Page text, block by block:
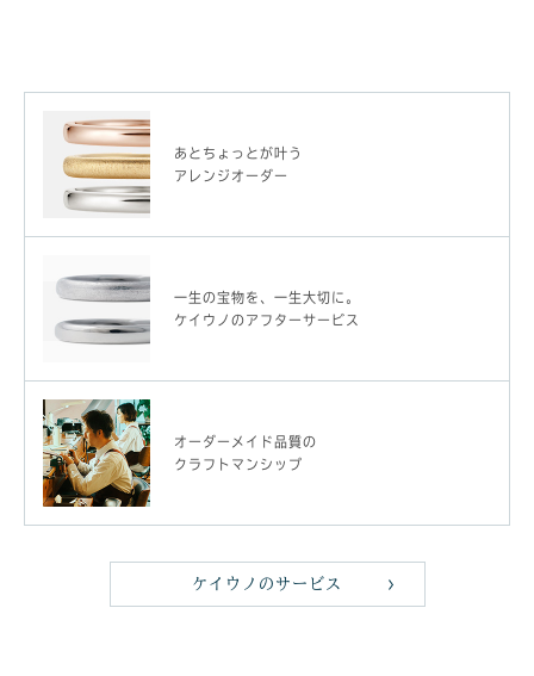
あとちょっとが叶う
アレンジオーダー
一生の宝物を、一生大切に。
ケイウノのアフターサービス
オーダーメイド品質の
クラフトマンシップ
ケイウノのサービス